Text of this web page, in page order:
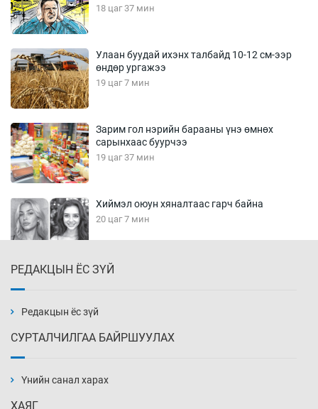
18 цаг 37 мин
Улаан буудай ихэнх талбайд 10-12 см-ээр
өндөр ургажээ
19 цаг 7 мин
Зарим гол нэрийн барааны үнэ өмнөх
сарынхаас буурчээ
19 цаг 37 мин
Хиймэл оюун хяналтаас гарч байна
20 цаг 7 мин
20 цаг 37 мин
нэмэгджээ
РЕДАКЦЫН ЁС ЗҮЙ
Редакцын ёс зүй
СУРТАЛЧИЛГАА БАЙРШУУЛАХ
Үнийн санал харах
ХАЯГ